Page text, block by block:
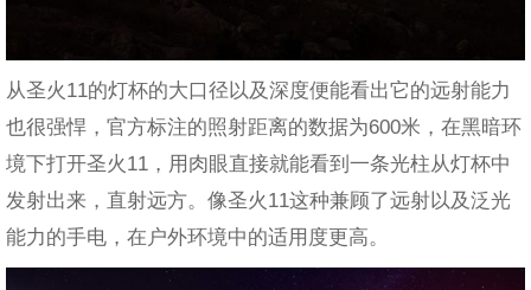
从圣火11的灯杯的大口径以及深度便能看出它的远射能力
也很强悍，官方标注的照射距离的数据为600米，在黑暗环
境下打开圣火11，用肉眼直接就能看到一条光柱从灯杯中
发射出来，直射远方。像圣火11这种兼顾了远射以及泛光
能力的手电，在户外环境中的适用度更高。